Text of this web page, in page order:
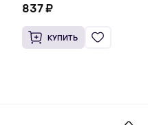
837 ₽
КУПИТЬ